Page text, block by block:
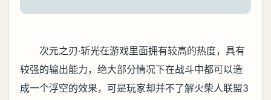
次元之刃·斩光在游戏里面拥有较高的热度，具有
较强的输出能力，绝大部分情况下在战斗中都可以造
成一个浮空的效果，可是玩家却并不了解火柴人联盟3